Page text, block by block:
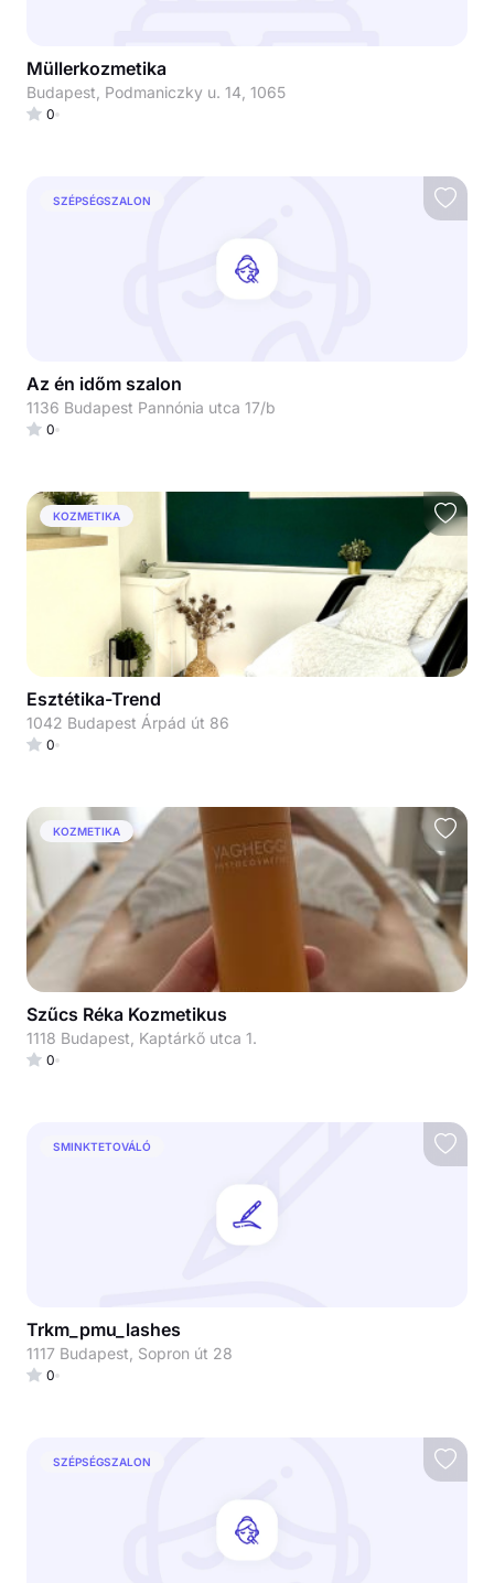
Müllerkozmetika
Budapest, Podmaniczky u. 14, 1065
0
SZÉPSÉGSZALON
Az én időm szalon
1136 Budapest Pannónia utca 17/b
0
KOZMETIKA
Esztétika-Trend
1042 Budapest Árpád út 86
0
KOZMETIKA
Szűcs Réka Kozmetikus
1118 Budapest, Kaptárkő utca 1.
0
SMINKTETOVÁLÓ
Trkm_pmu_lashes
1117 Budapest, Sopron út 28
0
SZÉPSÉGSZALON